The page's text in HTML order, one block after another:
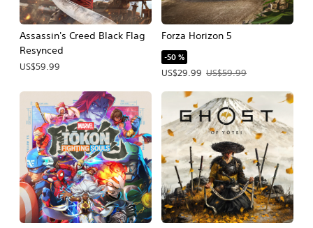
Assassin's Creed Black Flag
Resynced
US$59.99
Forza Horizon 5
-50 %
US$29.99
Precio de la oferta: US$29.99.
US$59.99